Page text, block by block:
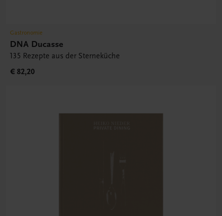
Gastronomie
DNA Ducasse
135 Rezepte aus der Sterneküche
€ 82,20